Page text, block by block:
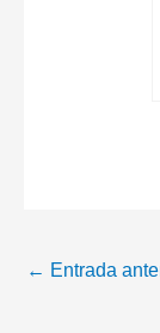
← Entrada